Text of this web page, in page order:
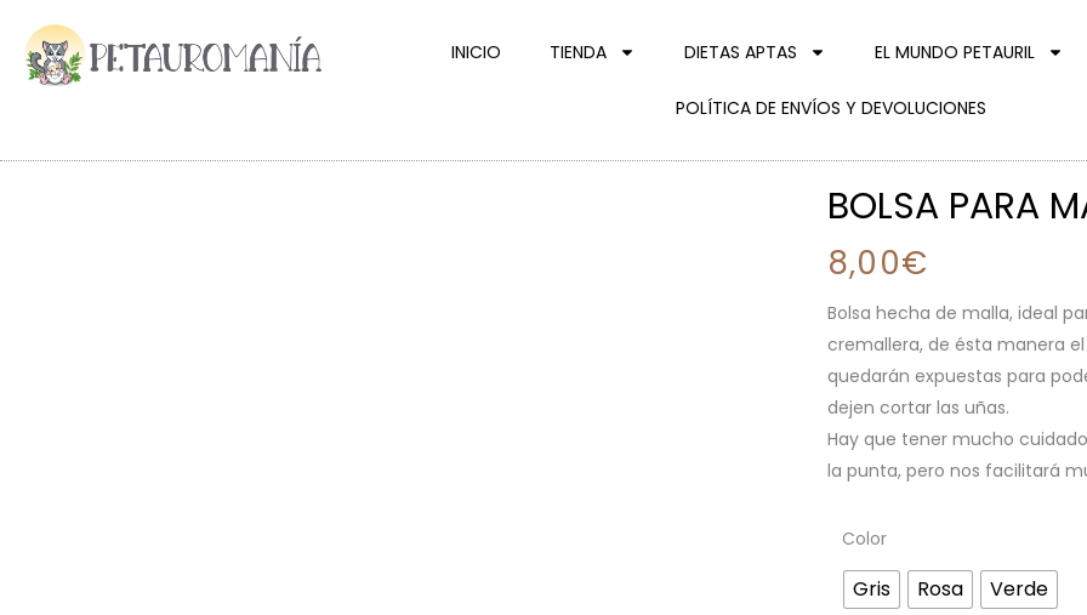
INICIO TIENDA DIETAS APTAS EL MUNDO PETAURIL
POLÍTICA DE ENVÍOS Y DEVOLUCIONES
BOLSA PARA
8,00€
Bolsa hecha de malla, ideal
cremallera, de ésta manera
quedarán expuestas para
dejen cortar las uñas.
Hay que tener mucho
la punta, pero nos facilitará
Color
Gris Rosa Verde